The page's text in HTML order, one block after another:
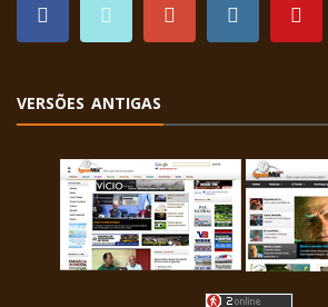
VERSÕES ANTIGAS